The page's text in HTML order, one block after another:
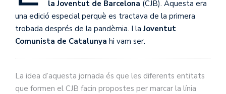
la Joventut de Barcelona (CJB). Aquesta era
una edició especial perquè es tractava de la primera
trobada després de la pandèmia. I laJoventut
Comunista de Catalunya hi vam ser.
La idea d’aquesta jornada és que les diferents entitats
que formen el CJB facin propostes per marcar la línia